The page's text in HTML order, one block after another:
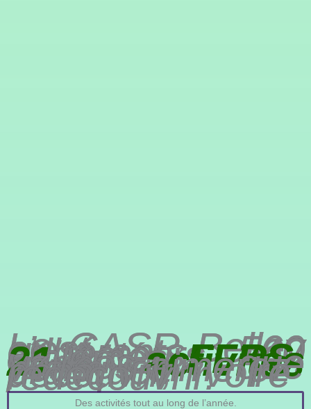
Le CASR Belley
c’est 560
adhérents, 40
animateurs
diplômésFFRS,
21 activités
variées que
vous aimerez
pratiquer,
découvrir voire
redécouvrir.
Des activités tout au long de l’année.